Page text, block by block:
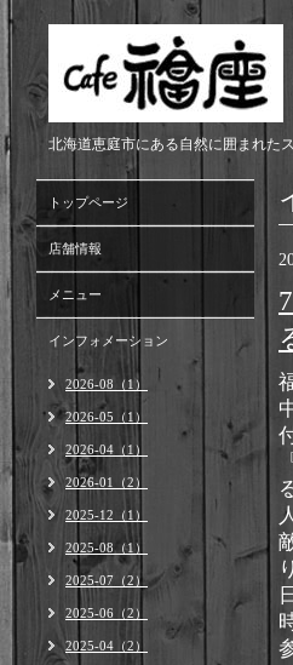
北海道恵庭市にある自然に囲まれた
トップページ
店舗情報
メニュー
インフォメーション
2026-08（1）
2026-05（1）
2026-04（1）
2026-01（2）
2025-12（1）
2025-08（1）
2025-07（2）
2025-06（2）
2025-04（2）